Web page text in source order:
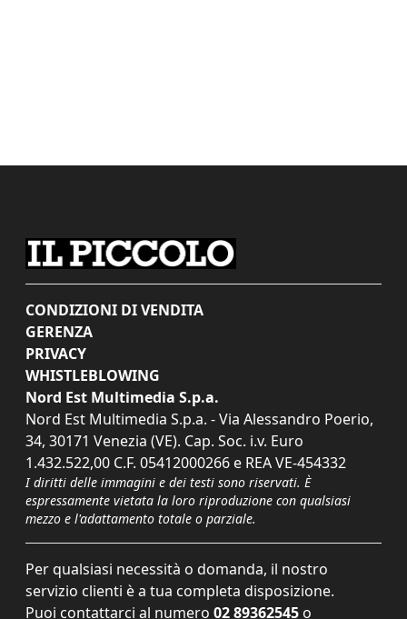
CONDIZIONI DI VENDITA
GERENZA
PRIVACY
WHISTLEBLOWING
Nord Est Multimedia S.p.a.
Nord Est Multimedia S.p.a. - Via Alessandro Poerio,
34, 30171 Venezia (VE). Cap. Soc. i.v. Euro
1.432.522,00 C.F. 05412000266 e REA VE-454332
I diritti delle immagini e dei testi sono riservati. È
espressamente vietata la loro riproduzione con qualsiasi
mezzo e l'adattamento totale o parziale.
Per qualsiasi necessità o domanda, il nostro
servizio clienti è a tua completa disposizione.
Puoi contattarci al numero 02 89362545 o